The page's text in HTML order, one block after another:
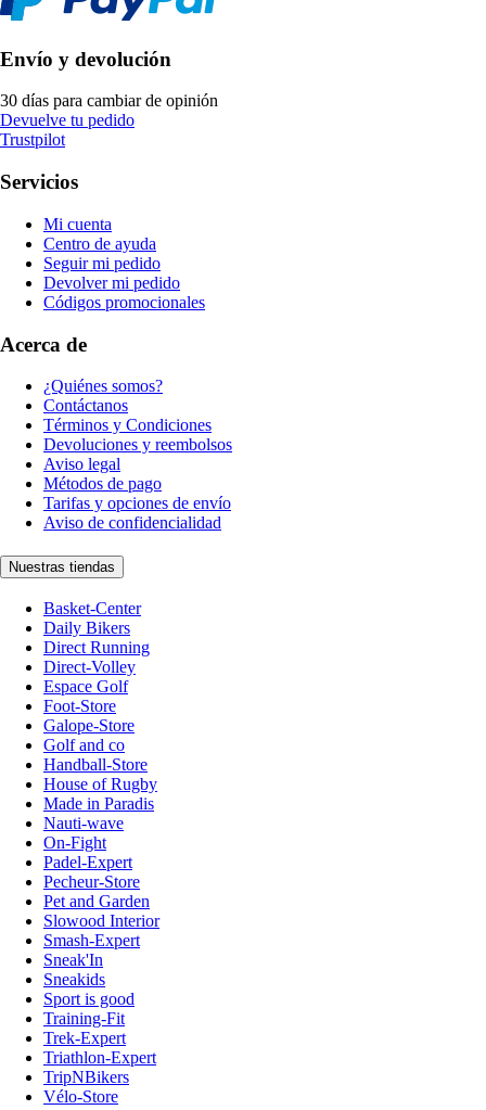
Envío y devolución
30 días para cambiar de opinión
Devuelve tu pedido
Trustpilot
Servicios
Mi cuenta
Centro de ayuda
Seguir mi pedido
Devolver mi pedido
Códigos promocionales
Acerca de
¿Quiénes somos?
Contáctanos
Términos y Condiciones
Devoluciones y reembolsos
Aviso legal
Métodos de pago
Tarifas y opciones de envío
Aviso de confidencialidad
Nuestras tiendas
Basket-Center
Daily Bikers
Direct Running
Direct-Volley
Espace Golf
Foot-Store
Galope-Store
Golf and co
Handball-Store
House of Rugby
Made in Paradis
Nauti-wave
On-Fight
Padel-Expert
Pecheur-Store
Pet and Garden
Slowood Interior
Smash-Expert
Sneak'In
Sneakids
Sport is good
Training-Fit
Trek-Expert
Triathlon-Expert
TripNBikers
Vélo-Store